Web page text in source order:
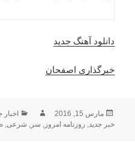
دانلود آهنگ جدید
خبرگذاری اصفحان
ارسال
شده
مارس 15, 2016 نویسندهاخبار
خبر جدید, روزنامه امروز, سر, شرعی,